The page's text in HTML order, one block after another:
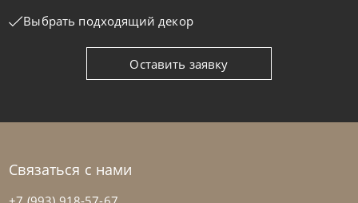
Выбрать подходящий декор
Оставить заявку
Связаться с нами